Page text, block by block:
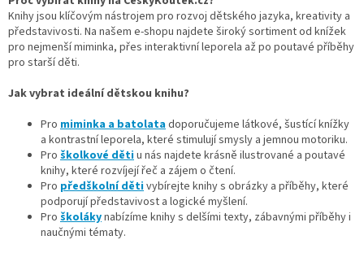
p
r
v
v
p
i
s
u
í
Knihy jsou klíčovým nástrojem pro rozvoj dětského jazyka, kreativity a
představivosti. Na našem e-shopu najdete široký sortiment od knížek
pro nejmenší miminka, přes interaktivní leporela až po poutavé příběhy
pro starší děti.
Jak vybrat ideální dětskou knihu?
Pro miminka a batolatadoporučujeme látkové, šustící knížky
a kontrastní leporela, které stimulují smysly a jemnou motoriku.
Pro školkové dětiu nás najdete krásně ilustrované a poutavé
knihy, které rozvíjejí řeč a zájem o čtení.
Pro předškolní dětivybírejte knihy s obrázky a příběhy, které
podporují představivost a logické myšlení.
Pro školákynabízíme knihy s delšími texty, zábavnými příběhy i
naučnými tématy.